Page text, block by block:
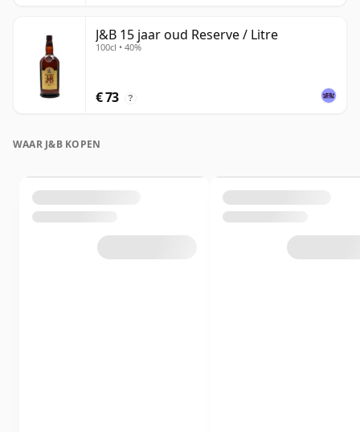
J&B 15 jaar oud Reserve / Litre
100cl • 40%
€ 73 ?
WAAR J&B KOPEN